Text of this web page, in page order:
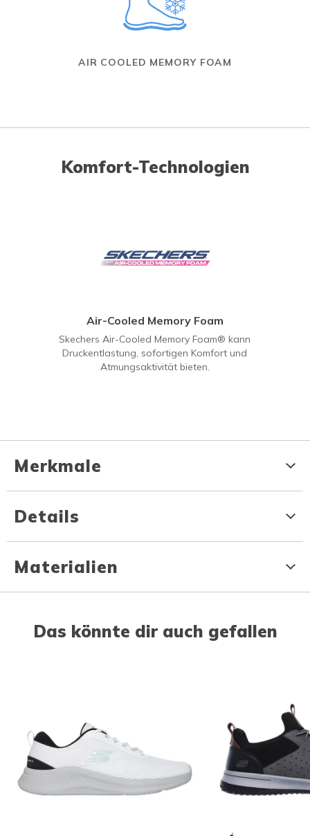
AIR COOLED MEMORY FOAM
Komfort-Technologien
Air-Cooled Memory Foam
Skechers Air-Cooled Memory Foam® kann
Druckentlastung, sofortigen Komfort und
Atmungsaktivität bieten.
Merkmale
Details
Materialien
Das könnte dir auch gefallen